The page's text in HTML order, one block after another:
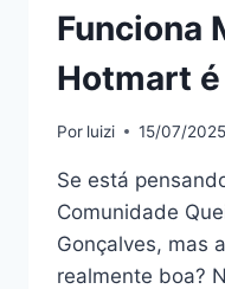
Funciona
Hotmart
Por luizi 15/07/2025
Se está
Comunidade
Gonçalves, mas
realmente boa?